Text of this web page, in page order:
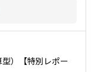
）【特別レポー